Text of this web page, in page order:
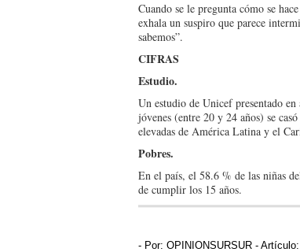
Cuando se le pregunta cómo se
exhala un suspiro que parece
sabemos”.
CIFRAS
Estudio.
Un estudio de Unicef presentado
jóvenes (entre 20 y 24 años) se
elevadas de América Latina y el
Pobres.
En el país, el 58.6 % de las niñas
de cumplir los 15 años.
- Por: OPINIONSURSUR - Artículo: